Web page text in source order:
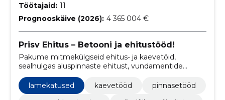
Töötajaid: 11
Prognooskäive (2026): 4 365 004 €
Prisv Ehitus – Betooni ja ehitustööd!
Pakume mitmekülgseid ehitus- ja kaevetöid,
sealhulgas aluspinnaste ehitust, vundamentide
rajamist ning betoonitööde teostamist.
lamekatused
kaevetööd
pinnasetööd